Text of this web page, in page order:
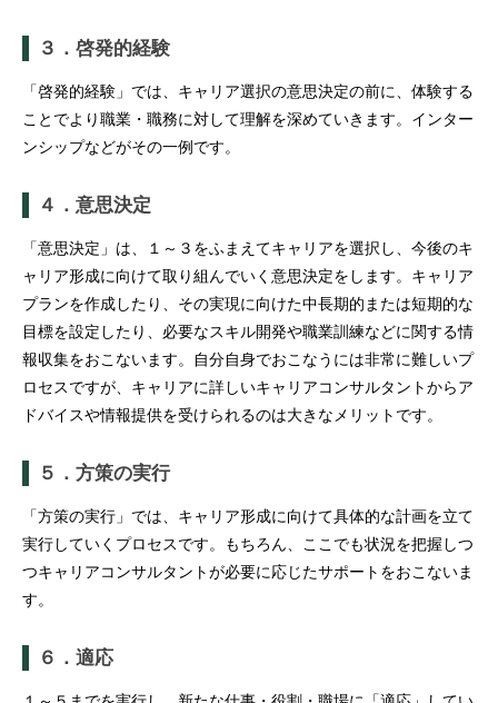
３．啓発的経験
「啓発的経験」では、キャリア選択の意思決定の前に、体験する
ことでより職業・職務に対して理解を深めていきます。インター
ンシップなどがその一例です。
４．意思決定
「意思決定」は、１～３をふまえてキャリアを選択し、今後のキ
ャリア形成に向けて取り組んでいく意思決定をします。キャリア
プランを作成したり、その実現に向けた中長期的または短期的な
目標を設定したり、必要なスキル開発や職業訓練などに関する情
報収集をおこないます。自分自身でおこなうには非常に難しいプ
ロセスですが、キャリアに詳しいキャリアコンサルタントからア
ドバイスや情報提供を受けられるのは大きなメリットです。
５．方策の実行
「方策の実行」では、キャリア形成に向けて具体的な計画を立て
実行していくプロセスです。もちろん、ここでも状況を把握しつ
つキャリアコンサルタントが必要に応じたサポートをおこないま
す。
６．適応